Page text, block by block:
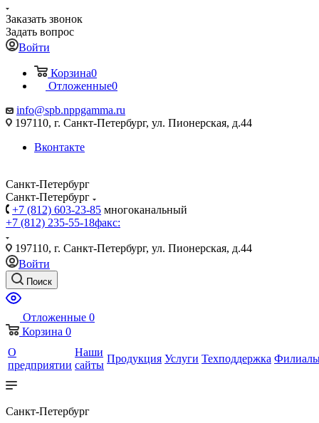
Заказать звонок
Задать вопрос
Войти
Корзина0
Отложенные0
info@spb.nppgamma.ru
197110, г. Санкт-Петербург, ул. Пионерская, д.44
Вконтакте
Санкт-Петербург
Санкт-Петербург
+7 (812) 603-23-85 многоканальный
+7 (812) 235-55-18факс:
197110, г. Санкт-Петербург, ул. Пионерская, д.44
Войти
Поиск
Отложенные 0
Корзина 0
О
предприятии
Наши
сайты
Продукция Услуги Техподдержка
Санкт-Петербург